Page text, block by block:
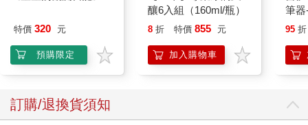
種邀約，不是要我錄製一檔電視節目介紹能根除老化的生活習
慣，就是要我寫一本書談抗老化的科學技術。這些想法都忽略了
貝卡．雷維教授直言，他們在一項實驗中發現，只要短短10 分鐘
正面看待年紀，就能改善人們的記憶力和身體功能，甚至是求生
要的是依循中庸之道，讓自己回歸健康自然的生活。與其強迫自
己控制生活的方方面面，不如允許自己遠離失衡的生活，逐漸找
特價 320 元
預購限定
釀6入組（160ml/瓶）
8 折 特價 855 元
加入購物車
筆器
95 折
訂購/退換貨須知